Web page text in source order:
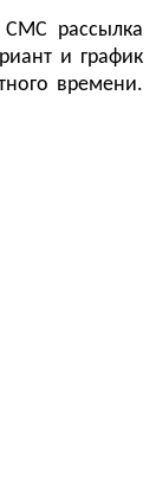
рассылка
и график
времени.